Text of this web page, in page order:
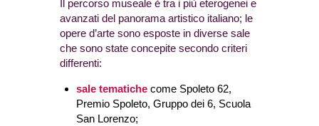
Il percorso museale è tra i più eterogenei e
avanzati del panorama artistico italiano; le
opere d’arte sono esposte in diverse sale
che sono state concepite secondo criteri
differenti:
sale tematichecome Spoleto 62,
Premio Spoleto, Gruppo dei 6, Scuola
San Lorenzo;